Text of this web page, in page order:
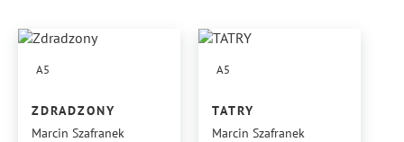
A5
ZDRADZONY
Marcin Szafranek
A5
TATRY
Marcin Szafranek